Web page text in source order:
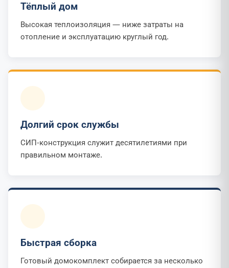
Тёплый дом
Высокая теплоизоляция — ниже затраты на
отопление и эксплуатацию круглый год.
Долгий срок службы
СИП-конструкция служит десятилетиями при
правильном монтаже.
Быстрая сборка
Готовый домокомплект собирается за несколько